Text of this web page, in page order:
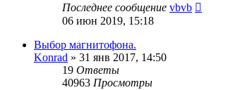
Последнее сообщение vbvb
06 июн 2019, 15:18
Выбор магнитофона.
Konrad » 31 янв 2017, 14:50
19 Ответы
40963 Просмотры